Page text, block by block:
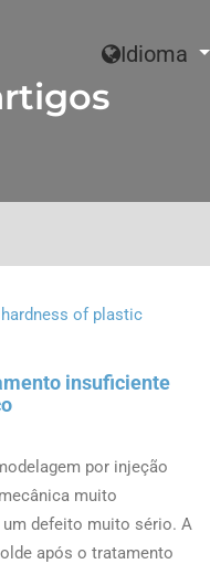
Idioma
insuficiente
por injeção
muito
defeito muito sério. A
após o tratamento